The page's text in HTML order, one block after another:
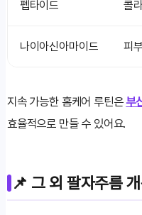
펩타이드 콜
나이아신아마이드 피
지속 가능한 홈케어 루틴은부
효율적으로 만들 수 있어요.
📌 그 외 팔자주름